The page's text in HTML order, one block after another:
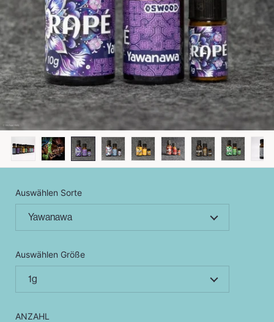
Auswählen Sorte
Auswählen Größe
ANZAHL